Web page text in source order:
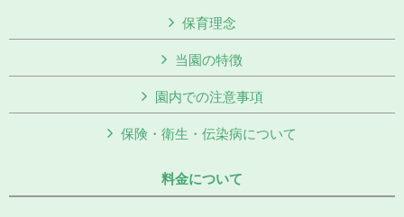
保育理念
当園の特徴
園内での注意事項
保険・衛生・伝染病について
料金について